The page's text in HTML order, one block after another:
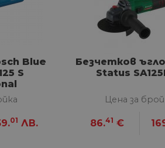
Blue
S
01 ЛВ.
Безчетков
Status
Цена за
86.41 €
Строго необходимите
акаунта. Уебсайтът не
__cf_bm